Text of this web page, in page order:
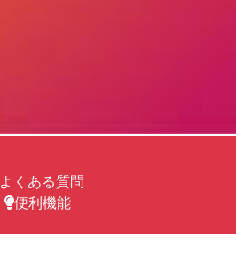
よくある質問
便利機能